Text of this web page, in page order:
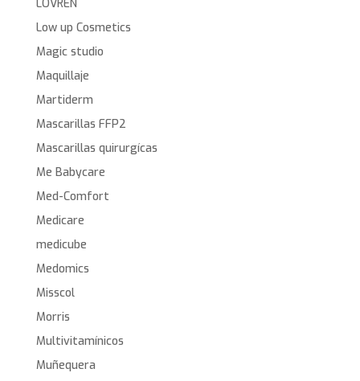
LOVREN
Low up Cosmetics
Magic studio
Maquillaje
Martiderm
Mascarillas FFP2
Mascarillas quirurgícas
Me Babycare
Med-Comfort
Medicare
medicube
Medomics
Misscol
Morris
Multivitamínicos
Muñequera